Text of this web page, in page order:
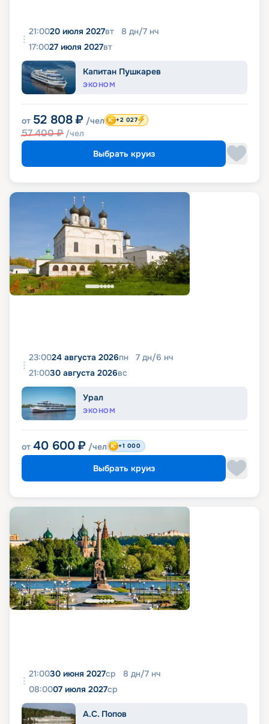
21:0020 июля 2027вт 8 дн/7 нч
17:0027 июля 2027вт
Капитан Пушкарев
ЭКОНОМ
от 52 808 ₽ /чел
57 400₽ /чел
+2 027
Выбрать круиз
23:0024 августа 2026пн 7 дн/6 нч
21:0030 августа 2026вс
Урал
ЭКОНОМ
от 40 600 ₽ /чел +1 000
Выбрать круиз
21:0030 июня 2027ср 8 дн/7 нч
08:0007 июля 2027ср
А.С. Попов